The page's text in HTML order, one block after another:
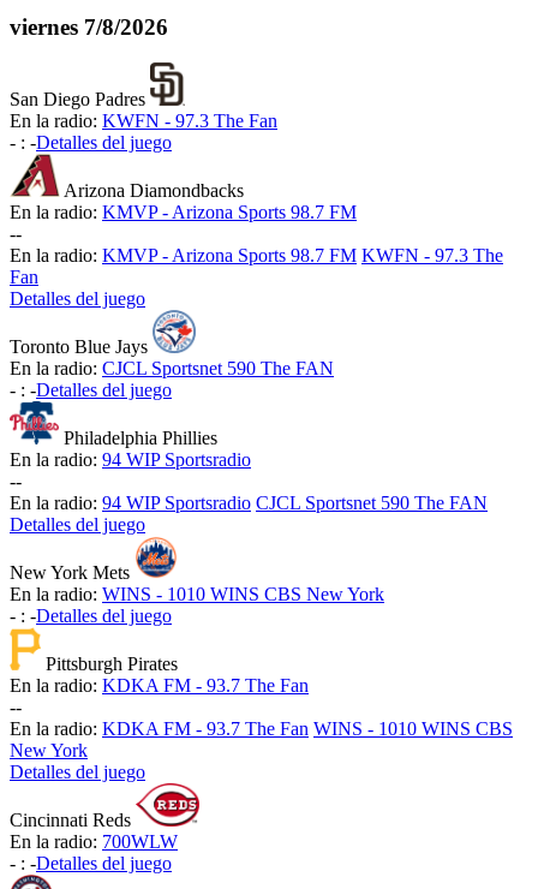
viernes 7/8/2026
San Diego Padres
En la radio: KWFN - 97.3 The Fan
- : -Detalles del juego
Arizona Diamondbacks
En la radio: KMVP - Arizona Sports 98.7 FM
--
En la radio: KMVP - Arizona Sports 98.7 FM KWFN - 97.3 The
Fan
Detalles del juego
Toronto Blue Jays
En la radio: CJCL Sportsnet 590 The FAN
- : -Detalles del juego
Philadelphia Phillies
En la radio: 94 WIP Sportsradio
--
En la radio: 94 WIP Sportsradio CJCL Sportsnet 590 The FAN
Detalles del juego
New York Mets
En la radio: WINS - 1010 WINS CBS New York
- : -Detalles del juego
Pittsburgh Pirates
En la radio: KDKA FM - 93.7 The Fan
--
En la radio: KDKA FM - 93.7 The Fan WINS - 1010 WINS CBS
New York
Detalles del juego
Cincinnati Reds
En la radio: 700WLW
- : -Detalles del juego